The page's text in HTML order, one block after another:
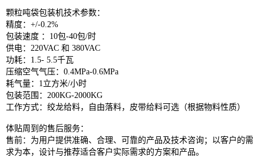
颗粒吨袋包装机技术参数：
精度：+/-0.2%
包装速度 ：10包-40包/时
供电：220VAC 和 380VAC
功耗：1.5- 5.5千瓦
压缩空气气压：0.4MPa-0.6MPa
耗气量：1立方米/小时
包装范围：200KG-2000KG
工作方式：绞龙给料，自由落料，皮带给料可选（根据物料性质）
体贴周到的售后服务：
售前：为用户提供准确、合理、可靠的产品及技术咨询；以客户的需
求为本，设计与推荐适合客户实际需求的方案和产品。